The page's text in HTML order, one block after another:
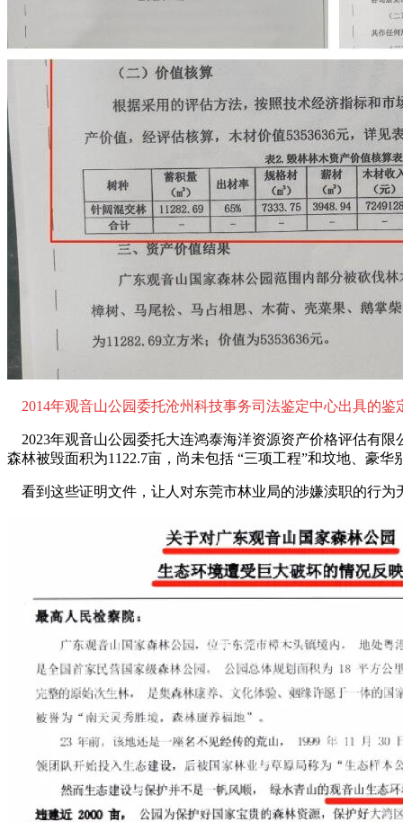
2014年观音山公园委托沧州科技事务司法鉴定中心出具的鉴
2023年观音山公园委托大连鸿泰海洋资源资产价格评估有
森林被毁面积为1122.7亩，尚未包括 “三项工程”和坟地、豪华
看到这些证明文件，让人对东莞市林业局的涉嫌渎职的行为